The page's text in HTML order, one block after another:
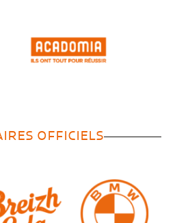
OFFICIELS